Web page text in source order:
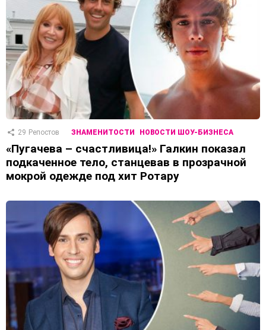
29 Репостов ЗНАМЕНИТОСТИ НОВОСТИ ШОУ-БИЗНЕСА
«Пугачева – счастливица!» Галкин показал
подкаченное тело, станцевав в прозрачной
мокрой одежде под хит Ротару